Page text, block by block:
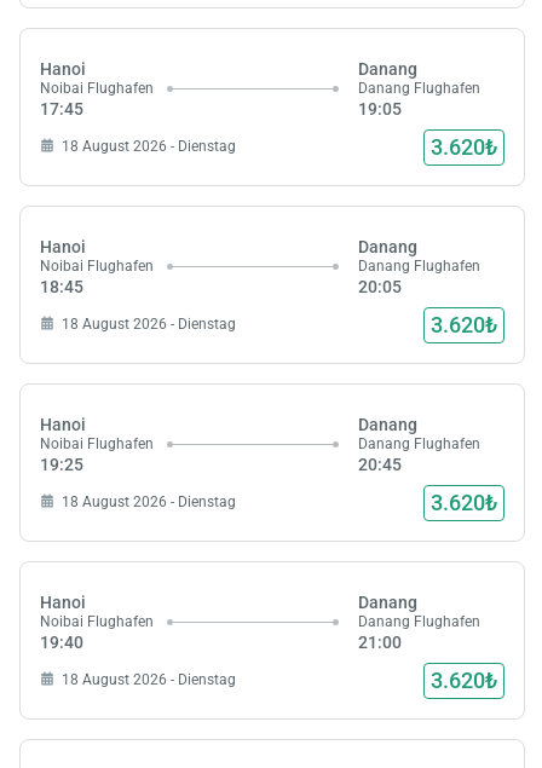
Hanoi
Noibai Flughafen
17:45
Danang
Danang Flughafen
19:05
18 August 2026 - Dienstag 3.620₺
Hanoi
Noibai Flughafen
18:45
Danang
Danang Flughafen
20:05
18 August 2026 - Dienstag 3.620₺
Hanoi
Noibai Flughafen
19:25
Danang
Danang Flughafen
20:45
18 August 2026 - Dienstag 3.620₺
Hanoi
Noibai Flughafen
19:40
Danang
Danang Flughafen
21:00
18 August 2026 - Dienstag 3.620₺